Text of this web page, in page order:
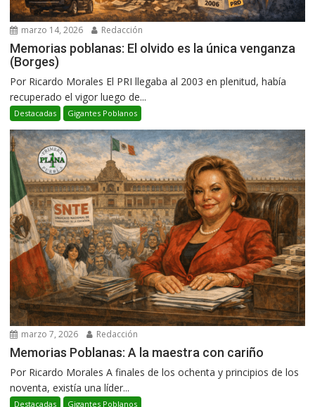
marzo 14, 2026 Redacción
Memorias poblanas: El olvido es la única venganza
(Borges)
Por Ricardo Morales El PRI llegaba al 2003 en plenitud, había
recuperado el vigor luego de...
Destacadas Gigantes Poblanos
marzo 7, 2026 Redacción
Memorias Poblanas: A la maestra con cariño
Por Ricardo Morales A finales de los ochenta y principios de los
noventa, existía una líder...
Destacadas Gigantes Poblanos